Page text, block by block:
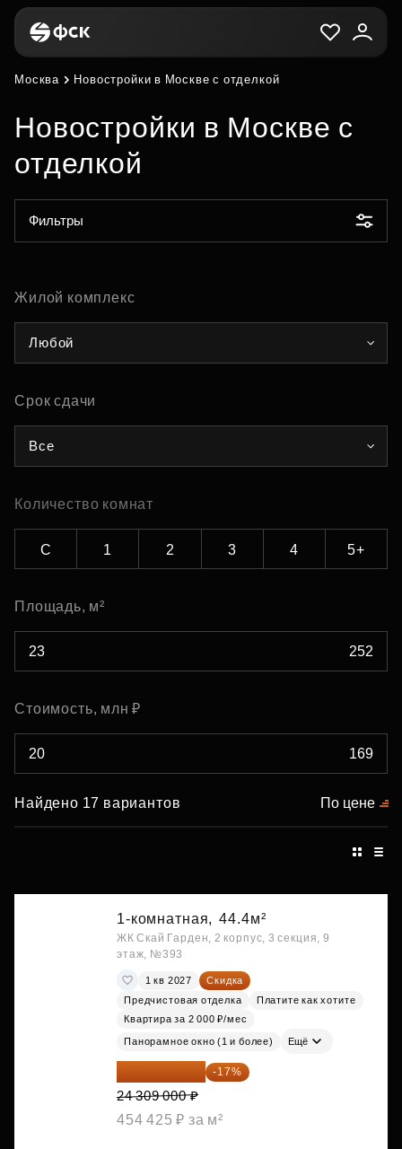
Москва Новостройки в Москве с отделкой
Новостройки в Москве с
отделкой
Фильтры
Жилой комплекс
Любой
Срок сдачи
Все
Количество комнат
С 1 2 3 4 5+
Площадь, м²
Стоимость, млн ₽
Найдено 17 вариантов По цене
1-комнатная, 44.4м²
ЖК Скай Гарден, 2 корпус, 3 секция, 9
этаж, №393
1 кв 2027
Скидка
Предчистовая отделка
Платите как хотите
Квартира за 2 000 ₽/мес
Панорамное окно (1 и более) Ещё
20 176 470 ₽ -17%
24 309 000 ₽
454 425 ₽ за м²